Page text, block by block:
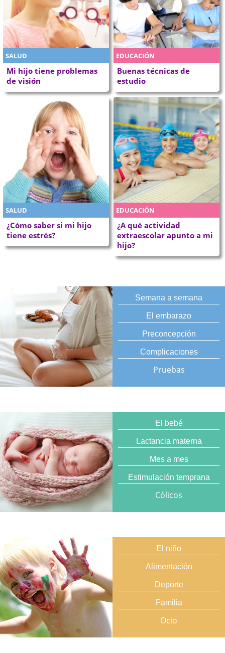
SALUD
Mi hijo tiene problemas
de visión
EDUCACIÓN
Buenas técnicas de
estudio
SALUD
¿Cómo saber si mi hijo
tiene estrés?
EDUCACIÓN
¿A qué actividad
extraescolar apunto a mi
hijo?
Semana a semana
El embarazo
Preconcepción
Complicaciones
Pruebas
El bebé
Lactancia materna
Mes a mes
Estimulación temprana
Cólicos
El niño
Alimentación
Deporte
Familia
Ocio